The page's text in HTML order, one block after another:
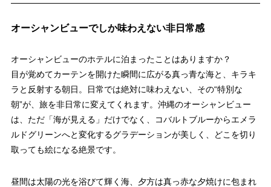
オーシャンビューでしか味わえない非日常感
オーシャンビューのホテルに泊まったことはありますか？
目が覚めてカーテンを開けた瞬間に広がる真っ青な海と、キラキ
ラと反射する朝日。日常では絶対に味わえない、その“特別な
朝”が、旅を非日常に変えてくれます。沖縄のオーシャンビュー
は、ただ「海が見える」だけでなく、コバルトブルーからエメラ
ルドグリーンへと変化するグラデーションが美しく、どこを切り
取っても絵になる絶景です。
昼間は太陽の光を浴びて輝く海、夕方は真っ赤な夕焼けに包まれ